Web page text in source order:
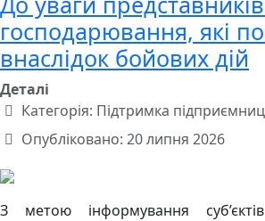
господарювання, які
внаслідок бойових дій
Деталі
Категорія: Підтримка
Опубліковано: 20 липня 2026
З метою інформування